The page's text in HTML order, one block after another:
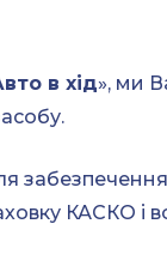
в хід», ми
забезпечення
КАСКО і